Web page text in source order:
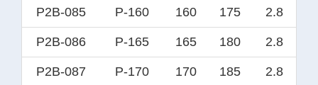
P2B-085 P-160 160 175 2.8
P2B-086 P-165 165 180 2.8
P2B-087 P-170 170 185 2.8